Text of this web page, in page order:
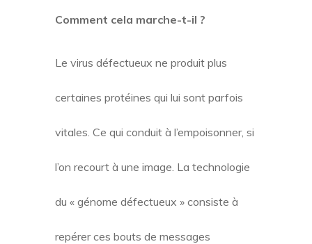
Comment cela marche-t-il ?
Le virus défectueux ne produit plus
certaines protéines qui lui sont parfois
vitales. Ce qui conduit à l’empoisonner, si
l’on recourt à une image. La technologie
du « génome défectueux » consiste à
repérer ces bouts de messages